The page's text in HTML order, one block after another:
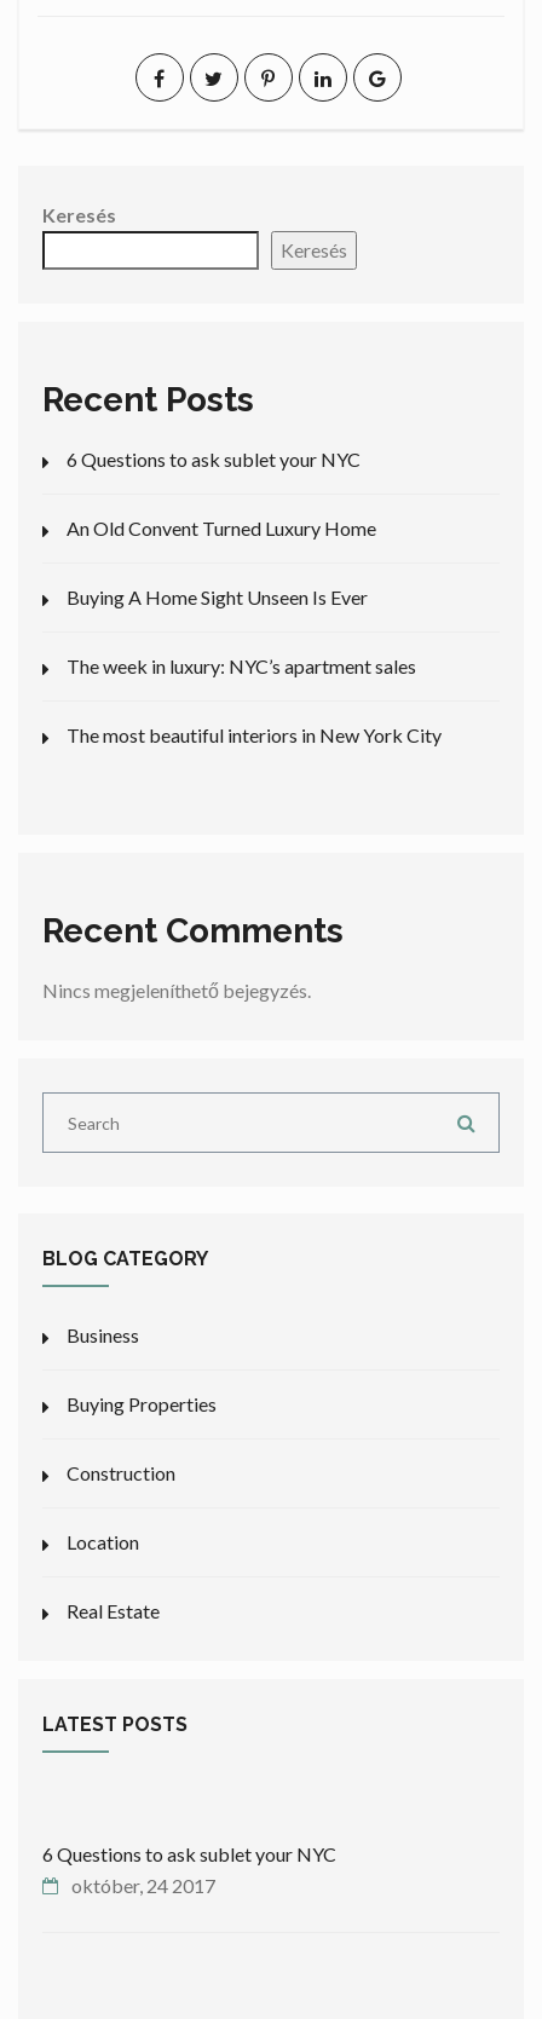
Keresés
Keresés
Recent Posts
6 Questions to ask sublet your NYC
An Old Convent Turned Luxury Home
Buying A Home Sight Unseen Is Ever
The week in luxury: NYC’s apartment sales
The most beautiful interiors in New York City
Recent Comments
Nincs megjeleníthető bejegyzés.
BLOG CATEGORY
Business
Buying Properties
Construction
Location
Real Estate
LATEST POSTS
6 Questions to ask sublet your NYC
október, 24 2017